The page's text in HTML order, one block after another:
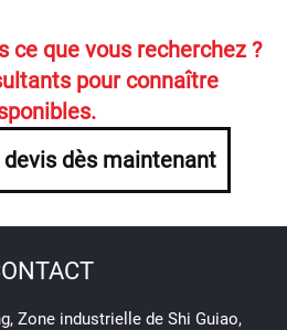
ce que vous recherchez ?
pour connaître
dès maintenant
Zone industrielle de Shi Guiao,